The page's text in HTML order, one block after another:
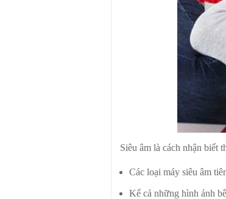
Siêu âm là cách nhận biết
Các loại máy siêu âm
Kể cả những hình ảnh